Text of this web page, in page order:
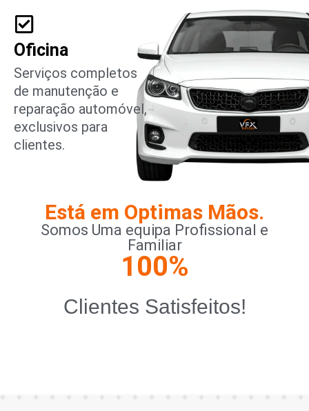
Oficina
Serviços completos
de manutenção e
reparação automóvel,
exclusivos para
clientes.
Está em Optimas Mãos.
Somos Uma equipa Profissional e
Familiar
Clientes Satisfeitos!
100%